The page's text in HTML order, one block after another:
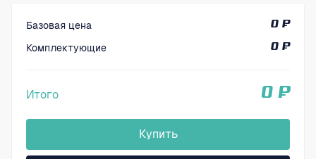
Базовая цена
0 ₽
Комплектующие
0 ₽
Итого 0 ₽
Купить